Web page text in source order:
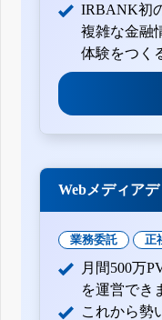
IRBANK初
複雑な金融
体験をつく
Webメディア
業務委託 正
月間500万
を運営でき
これから勢